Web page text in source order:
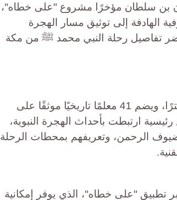
بن سلطان مؤخرًا مشروع "على خطاه"،
الهادفة إلى توثيق مسار الهجرة
تفاصيل رحلة النبي محمد ﷺ من مكة
ويمتد المشروع على مسافة تتجاوز 470 كيلومترًا، ويضم 41 معلمًا تاريخيًا موثقًا على
ارتبطت بأحداث الهجرة النبوية،
الرحمن، وتعريفهم بمحطات الرحلة
تطبيق "على خطاه"، الذي يوفر إمكانية